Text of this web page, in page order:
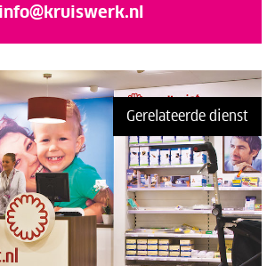
info@kruiswerk.nl
Gerelateerde dienst